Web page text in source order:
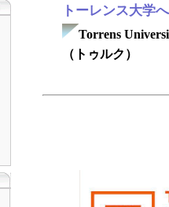
トーレンス大学
Torrens
（